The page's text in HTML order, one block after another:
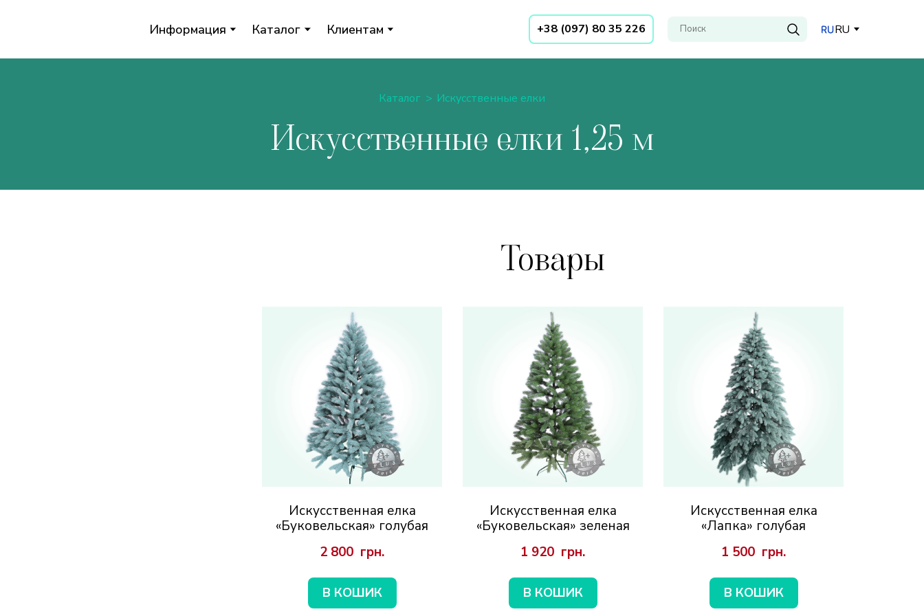
Информация Каталог Клиентам +38 (097) 80 35 226 RU
Каталог Искусственные елки
Искусственные елки 1,25 м
Товары
Искусственная елка
«Буковельская» голубая
2 800  грн.
В КОШИК
Искусственная елка
«Буковельская» зеленая
1 920  грн.
В КОШИК
Искусственная елка
«Лапка» голубая
1 500  грн.
В КОШИК